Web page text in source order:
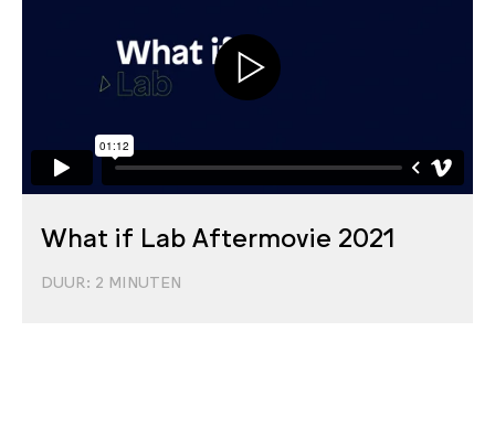
What if Lab Aftermovie 2021
DUUR: 2 MINUTEN